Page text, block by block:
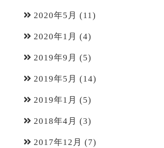
2020年5月 (11)
2020年1月 (4)
2019年9月 (5)
2019年5月 (14)
2019年1月 (5)
2018年4月 (3)
2017年12月 (7)